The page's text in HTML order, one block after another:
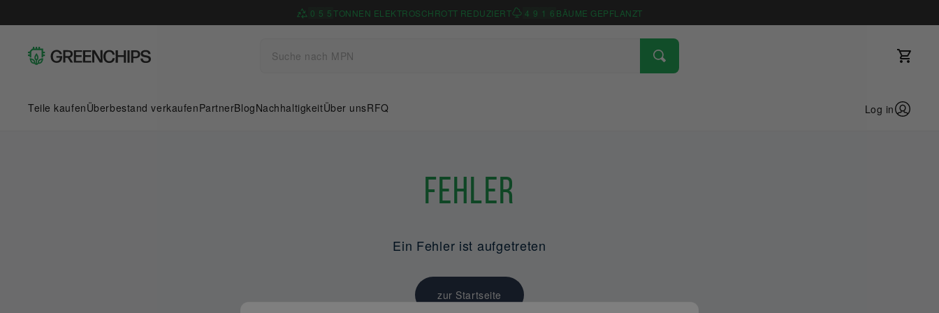
0 5 5 TONNEN ELEKTROSCHROTT REDUZIERT 4 9 1 6 BÄUME GEPFLANZT
Teile kaufenÜberbestand verkaufenPartnerBlogNachhaltigkeitÜber unsRFQ Log in
Fehler
Ein Fehler ist aufgetreten
zur Startseite